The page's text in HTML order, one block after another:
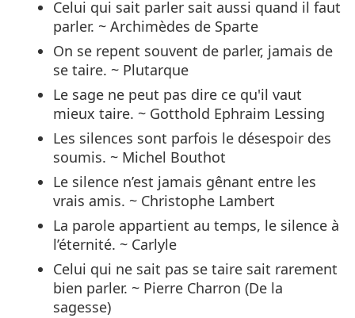
Celui qui sait parler sait aussi quand il faut
parler. ~ Archimèdes de Sparte
On se repent souvent de parler, jamais de
se taire. ~ Plutarque
Le sage ne peut pas dire ce qu'il vaut
mieux taire. ~ Gotthold Ephraim Lessing
Les silences sont parfois le désespoir des
soumis. ~ Michel Bouthot
Le silence n’est jamais gênant entre les
vrais amis. ~ Christophe Lambert
La parole appartient au temps, le silence à
l’éternité. ~ Carlyle
Celui qui ne sait pas se taire sait rarement
bien parler. ~ Pierre Charron (De la
sagesse)